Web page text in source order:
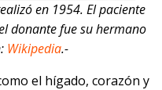
en 1954. El paciente
donante fue su hermano
Wikipedia.-
el hígado, corazón y